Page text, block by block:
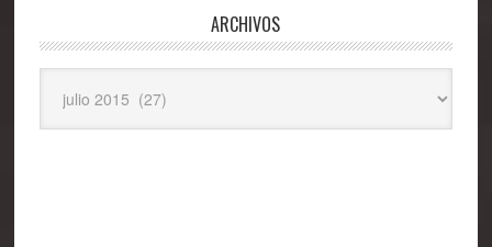
ARCHIVOS